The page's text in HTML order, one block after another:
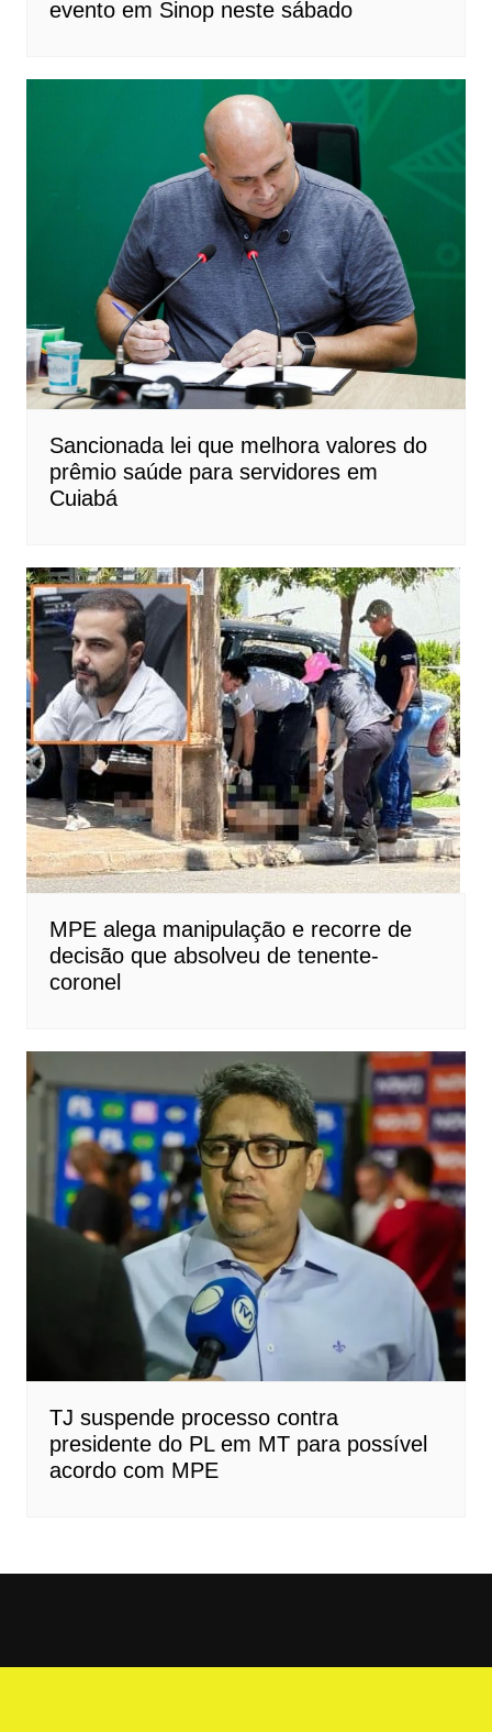
evento em Sinop neste sábado
Sancionada lei que melhora valores do
prêmio saúde para servidores em
Cuiabá
MPE alega manipulação e recorre de
decisão que absolveu de tenente-
coronel
TJ suspende processo contra
presidente do PL em MT para possível
acordo com MPE